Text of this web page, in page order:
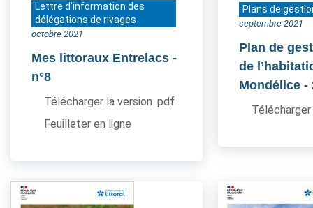
Lettre d'information des
délégations de rivages
octobre 2021
Mes littoraux Entrelacs -
n°8
Télécharger la version .pdf
Feuilleter en ligne
Plans de
septembre 2021
Plan de
de
Mondélice -